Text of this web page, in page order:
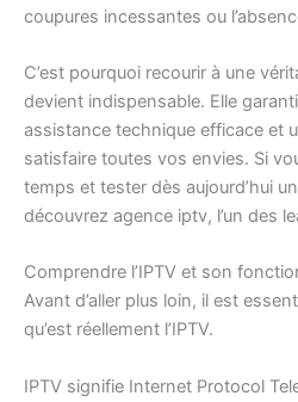
coupures incessantes ou
C’est pourquoi recourir à une
devient indispensable. Elle
assistance technique efficace et
satisfaire toutes vos envies. Si
temps et tester dès aujourd’hui
découvrez agence iptv, l’un des
Comprendre l’IPTV et son
Avant d’aller plus loin, il est
qu’est réellement l’IPTV.
IPTV signifie Internet Protocol